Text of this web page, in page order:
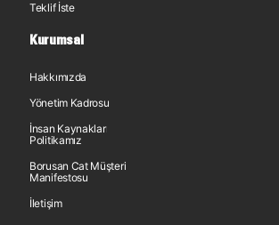
Teklif İste
Kurumsal
Hakkımızda
Yönetim Kadrosu
İnsan Kaynakları
Politikamız
Borusan Cat Müşteri
Manifestosu
İletişim